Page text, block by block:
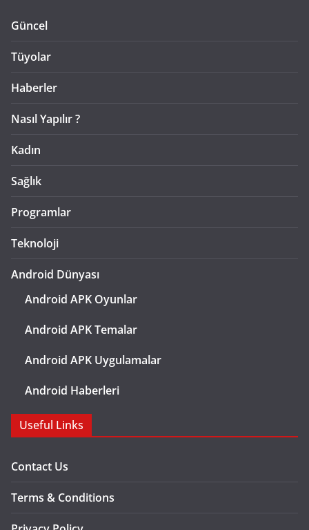
Güncel
Tüyolar
Haberler
Nasıl Yapılır ?
Kadın
Sağlık
Programlar
Teknoloji
Android Dünyası
Android APK Oyunlar
Android APK Temalar
Android APK Uygulamalar
Android Haberleri
Useful Links
Contact Us
Terms & Conditions